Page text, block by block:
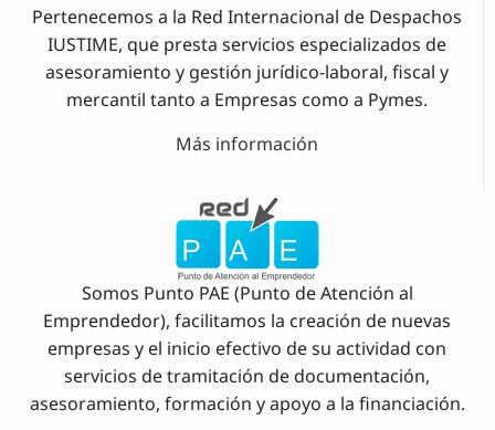
Pertenecemos a la Red Internacional de Despachos
IUSTIME, que presta servicios especializados de
asesoramiento y gestión jurídico-laboral, fiscal y
mercantil tanto a Empresas como a Pymes.
Más información
Somos Punto PAE (Punto de Atención al
Emprendedor), facilitamos la creación de nuevas
empresas y el inicio efectivo de su actividad con
servicios de tramitación de documentación,
asesoramiento, formación y apoyo a la financiación.